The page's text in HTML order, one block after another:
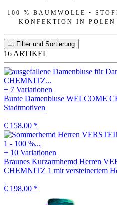
100 % BAUMWOLLE •
KONFEKTION IN
Filter und Sortierung
16 ARTIKEL
+ 7 Variationen
Bunte Damenbluse WELCOME
Stadtmotiven
€ 158,00 *
+ 10 Variationen
Braunes Kurzarmhemd Herren
CHEMNITZ 1 mit versteinertem
€ 198,00 *